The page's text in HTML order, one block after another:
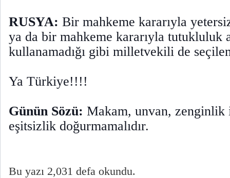
RUSYA: Bir mahkeme kararıyla
ya da bir mahkeme kararıyla tutukluluk
kullanamadığı gibi milletvekili de
Ya Türkiye!!!!
Günün Sözü: Makam, unvan, zenginlik
eşitsizlik doğurmamalıdır.
Bu yazı 2,031 defa okundu.